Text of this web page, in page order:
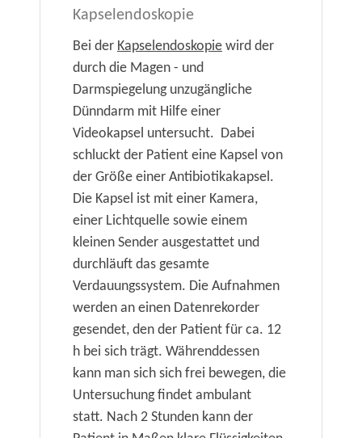
Kapselendoskopie
Bei der Kapselendoskopiewird der
durch die Magen - und
Darmspiegelung unzugängliche
Dünndarm mit Hilfe einer
Videokapsel untersucht. Dabei
schluckt der Patient eine Kapsel von
der Größe einer Antibiotikakapsel.
Die Kapsel ist mit einer Kamera,
einer Lichtquelle sowie einem
kleinen Sender ausgestattet und
durchläuft das gesamte
Verdauungssystem. Die Aufnahmen
werden an einen Datenrekorder
gesendet, den der Patient für ca. 12
h bei sich trägt. Währenddessen
kann man sich sich frei bewegen, die
Untersuchung findet ambulant
statt. Nach 2 Stunden kann der